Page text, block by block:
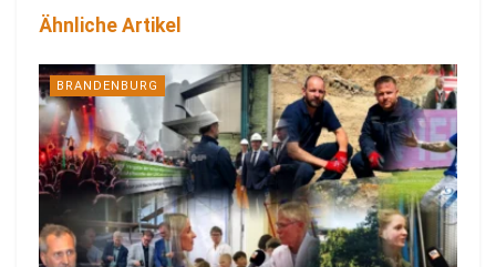
Ähnliche Artikel
BRANDENBURG